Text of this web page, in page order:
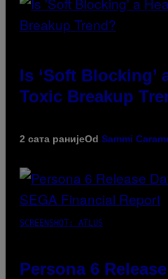
Is ‘Soft Blocking’
Toxic Breakup
2 сата ранијеOd Sammi
SCREENSHOT: ATLUS
Persona 6